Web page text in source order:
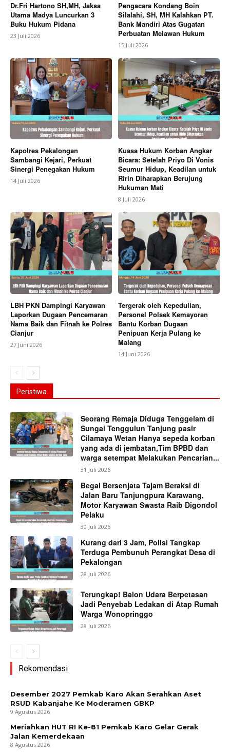
Dr.Fri Hartono SH,MH, Jaksa
Utama Madya Luncurkan 3
Buku Hukum Pidana
23 Juli 2026
Pengacara Kondang Boin
Silalahi, SH, MH Kalahkan PT.
Bank Mandiri Atas Gugatan
Perbuatan Melawan Hukum
15 Juli 2026
Kapolres Pekalongan
Sambangi Kejari, Perkuat
Sinergi Penegakan Hukum
14 Juli 2026
Kuasa Hukum Korban Angkar
Bicara: Setelah Priyo Di Vonis
Seumur Hidup, Keadilan untuk
Ririn Diharapkan Berujung
Hukuman Mati
8 Juli 2026
LBH PKN Dampingi Karyawan
Laporkan Dugaan Pencemaran
Nama Baik dan Fitnah ke Polres
Cianjur
27 Juni 2026
Tergerak oleh Kepedulian,
Personel Polsek Kemayoran
Bantu Korban Dugaan
Penipuan Kerja Pulang ke
Malang
14 Juni 2026
Peristiwa
Seorang Remaja Diduga Tenggelam di
Sungai Tenggulun Tanjung pasir
Cilamaya Wetan Hanya sepeda korban
yang ada di jembatan,Tim BPBD dan
warga setempat Melakukan Pencarian...
31 Juli 2026
Begal Bersenjata Tajam Beraksi di
Jalan Baru Tanjungpura Karawang,
Motor Karyawan Swasta Raib Digondol
Pelaku
30 Juli 2026
Kurang dari 3 Jam, Polisi Tangkap
Terduga Pembunuh Perangkat Desa di
Pekalongan
28 Juli 2026
Terungkap! Balon Udara Berpetasan
Jadi Penyebab Ledakan di Atap Rumah
Warga Wonopringgo
28 Juli 2026
Rekomendasi
Desember 2027 Pemkab Karo Akan Serahkan Aset
RSUD Kabanjahe Ke Moderamen GBKP
9 Agustus 2026
Meriahkan HUT RI Ke-81 Pemkab Karo Gelar Gerak
Jalan Kemerdekaan
8 Agustus 2026